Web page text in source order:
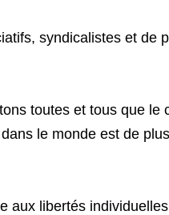
syndicalistes et de
toutes et tous que le
le monde est de
aux libertés